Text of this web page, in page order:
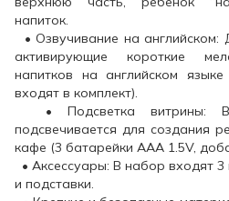
напиток.
• Озвучивание на английском:
активирующие короткие
напитков на английском
входят в комплект).
• Подсветка витрины:
подсвечивается для создания
кафе (3 батарейки ААА 1.5V,
• Аксессуары: В набор входят 3
и подставки.